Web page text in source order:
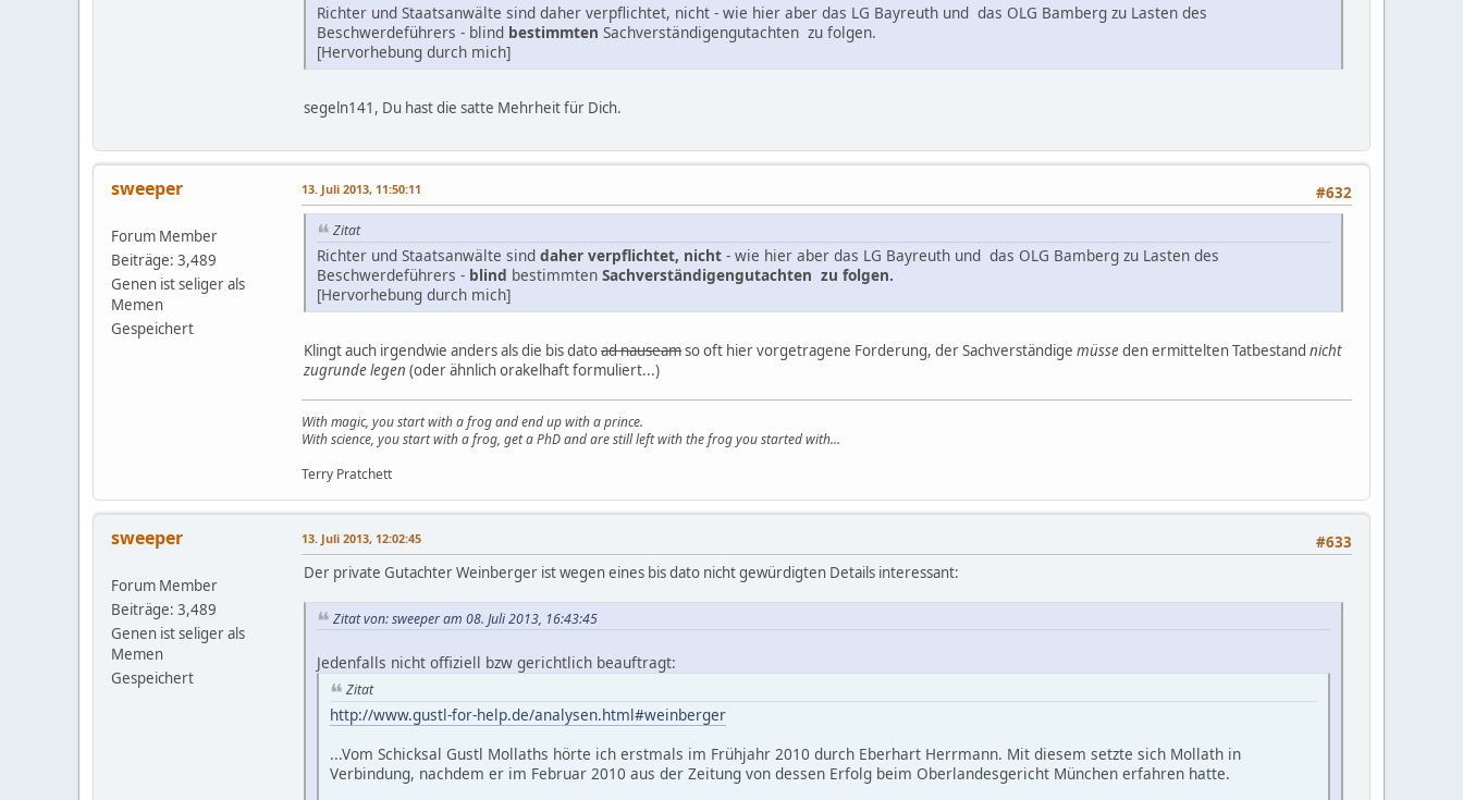
Richter und Staatsanwälte sind daher verpflichtet, nicht - wie hier aber das LG Bayreuth und das OLG Bamberg zu Lasten des
Beschwerdeführers - blind bestimmten Sachverständigengutachten zu folgen.
[Hervorhebung durch mich]
segeln141, Du hast die satte Mehrheit für Dich.
sweeper
Forum Member
Beiträge: 3,489
Genen ist seliger als
Memen
Gespeichert
#632
13. Juli 2013, 11:50:11
Zitat
Richter und Staatsanwälte sind daher verpflichtet, nicht - wie hier aber das LG Bayreuth und das OLG Bamberg zu Lasten des
Beschwerdeführers - blind bestimmten Sachverständigengutachten zu folgen.
[Hervorhebung durch mich]
Klingt auch irgendwie anders als die bis datoad nauseamso oft hier vorgetragene Forderung, der Sachverständige müsseden ermittelten Tatbestand nicht
zugrunde legen (oder ähnlich orakelhaft formuliert...)
With magic, you start with a frog and end up with a prince.
With science, you start with a frog, get a PhD and are still left with the frog you started with...
Terry Pratchett
sweeper
Forum Member
Beiträge: 3,489
Genen ist seliger als
Memen
Gespeichert
#633
13. Juli 2013, 12:02:45
Der private Gutachter Weinberger ist wegen eines bis dato nicht gewürdigten Details interessant:
Zitat von: sweeper am 08. Juli 2013, 16:43:45
Jedenfalls nicht offiziell bzw gerichtlich beauftragt:
Zitat
http://www.gustl-for-help.de/analysen.html#weinberger
...Vom Schicksal Gustl Mollaths hörte ich erstmals im Frühjahr 2010 durch Eberhart Herrmann. Mit diesem setzte sich Mollath in
Verbindung, nachdem er im Februar 2010 aus der Zeitung von dessen Erfolg beim Oberlandesgericht München erfahren hatte.